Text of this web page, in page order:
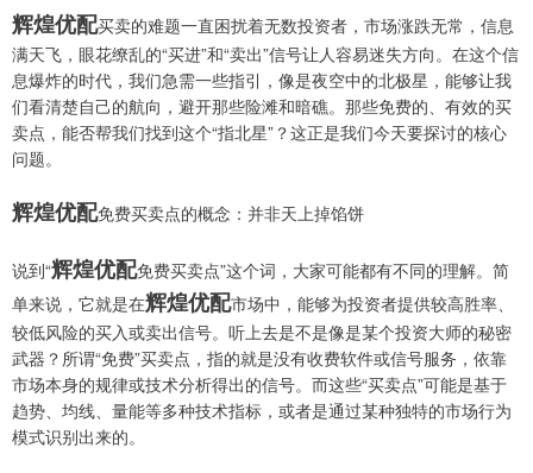
辉煌优配买卖的难题一直困扰着无数投资者，市场涨跌无常，信息
满天飞，眼花缭乱的“买进”和“卖出”信号让人容易迷失方向。在这个信
息爆炸的时代，我们急需一些指引，像是夜空中的北极星，能够让我
们看清楚自己的航向，避开那些险滩和暗礁。那些免费的、有效的买
卖点，能否帮我们找到这个“指北星”？这正是我们今天要探讨的核心
问题。
辉煌优配免费买卖点的概念：并非天上掉馅饼
说到“辉煌优配免费买卖点”这个词，大家可能都有不同的理解。简
单来说，它就是在辉煌优配市场中，能够为投资者提供较高胜率、
较低风险的买入或卖出信号。听上去是不是像是某个投资大师的秘密
武器？所谓“免费”买卖点，指的就是没有收费软件或信号服务，依靠
市场本身的规律或技术分析得出的信号。而这些“买卖点”可能是基于
趋势、均线、量能等多种技术指标，或者是通过某种独特的市场行为
模式识别出来的。